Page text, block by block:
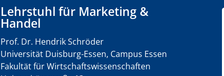
Lehrstuhl für Marketing &
Handel
Prof. Dr. Hendrik Schröder
Universität Duisburg-Essen, Campus Essen
Fakultät für Wirtschaftswissenschaften